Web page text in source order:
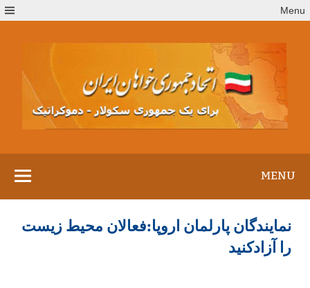
to
Menu
MENU
نمایندگان پارلمان اروپا:فعالان محیط‌ زیست
را آزادکنید